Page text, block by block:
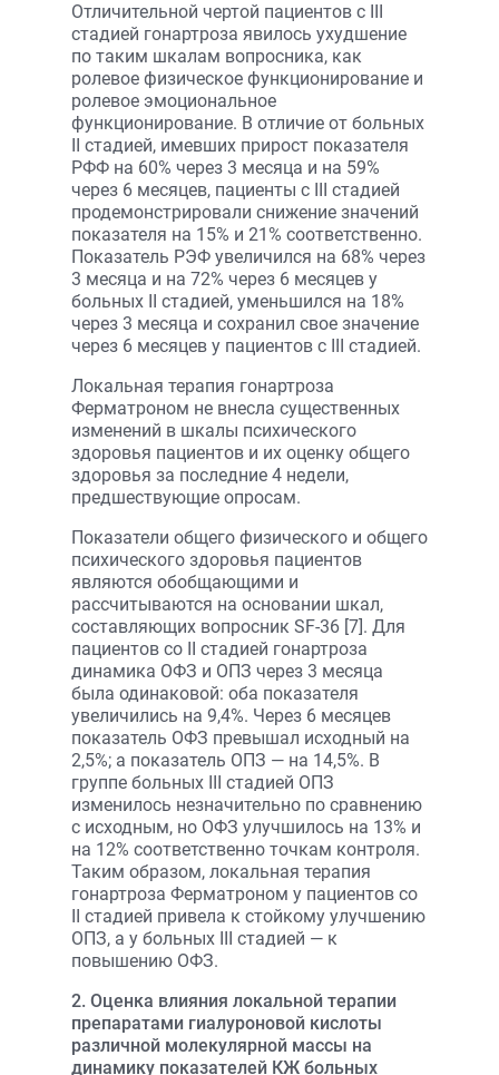
Отличительной чертой пациентов с III
стадией гонартроза явилось ухудшение
по таким шкалам вопросника, как
ролевое физическое функционирование и
ролевое эмоциональное
функционирование. В отличие от больных
II стадией, имевших прирост показателя
РФФ на 60% через 3 месяца и на 59%
через 6 месяцев, пациенты с III стадией
продемонстрировали снижение значений
показателя на 15% и 21% соответственно.
Показатель РЭФ увеличился на 68% через
3 месяца и на 72% через 6 месяцев у
больных II стадией, уменьшился на 18%
через 3 месяца и сохранил свое значение
через 6 месяцев у пациентов с III стадией.
Локальная терапия гонартроза
Ферматроном не внесла существенных
изменений в шкалы психического
здоровья пациентов и их оценку общего
здоровья за последние 4 недели,
предшествующие опросам.
Показатели общего физического и общего
психического здоровья пациентов
являются обобщающими и
рассчитываются на основании шкал,
составляющих вопросник SF-36 [7]. Для
пациентов со II стадией гонартроза
динамика ОФЗ и ОПЗ через 3 месяца
была одинаковой: оба показателя
увеличились на 9,4%. Через 6 месяцев
показатель ОФЗ превышал исходный на
2,5%; а показатель ОПЗ — на 14,5%. В
группе больных III стадией ОПЗ
изменилось незначительно по сравнению
с исходным, но ОФЗ улучшилось на 13% и
на 12% соответственно точкам контроля.
Таким образом, локальная терапия
гонартроза Ферматроном у пациентов со
II стадией привела к стойкому улучшению
ОПЗ, а у больных III стадией — к
повышению ОФЗ.
2. Оценка влияния локальной терапии
препаратами гиалуроновой кислоты
различной молекулярной массы на
динамику показателей КЖ больных